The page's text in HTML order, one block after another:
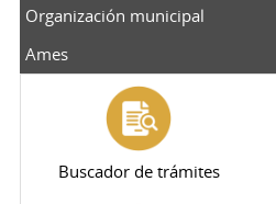
Organización municipal
Ames
Buscador de trámites